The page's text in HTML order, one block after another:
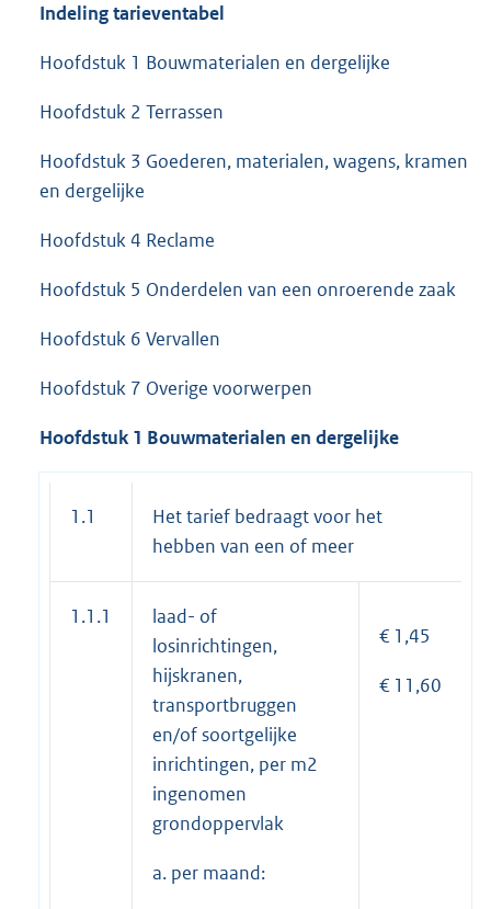
Indeling tarieventabel
Hoofdstuk 1 Bouwmaterialen en dergelijke
Hoofdstuk 2 Terrassen
Hoofdstuk 3 Goederen, materialen, wagens, kramen
en dergelijke
Hoofdstuk 4 Reclame
Hoofdstuk 5 Onderdelen van een onroerende zaak
Hoofdstuk 6 Vervallen
Hoofdstuk 7 Overige voorwerpen
Hoofdstuk 1 Bouwmaterialen en dergelijke
1.1
Het tarief bedraagt voor het
hebben van een of meer
1.1.1
laad- of
losinrichtingen,
hijskranen,
transportbruggen
en/of soortgelijke
inrichtingen, per m2
ingenomen
grondoppervlak
a. per maand:
€ 1,45
€ 11,60